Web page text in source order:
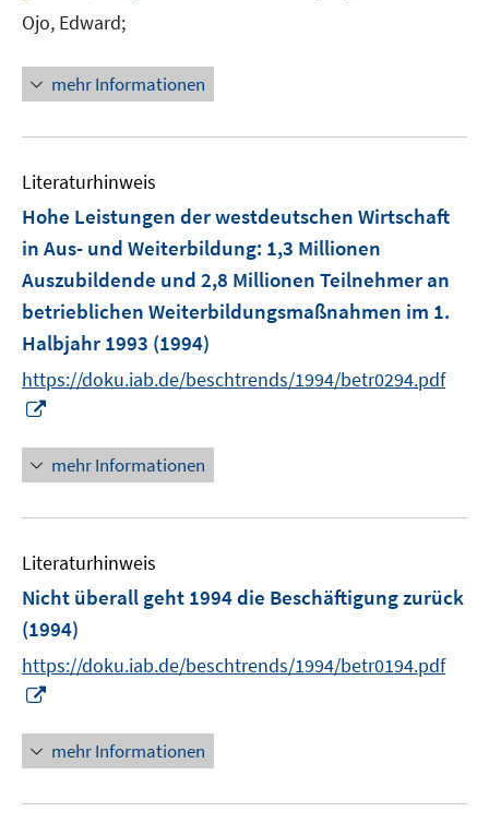
Ojo, Edward;
mehr Informationen
Literaturhinweis
Hohe Leistungen der westdeutschen Wirtschaft
in Aus- und Weiterbildung: 1,3 Millionen
Auszubildende und 2,8 Millionen Teilnehmer an
betrieblichen Weiterbildungsmaßnahmen im 1.
Halbjahr 1993 (1994)
https://doku.iab.de/beschtrends/1994/betr0294.pdf
n
e
u
m
F
n
s
r
ö
f
mehr Informationen
Literaturhinweis
Nicht überall geht 1994 die Beschäftigung zurück
(1994)
https://doku.iab.de/beschtrends/1994/betr0194.pdf
n
e
u
mehr Informationen